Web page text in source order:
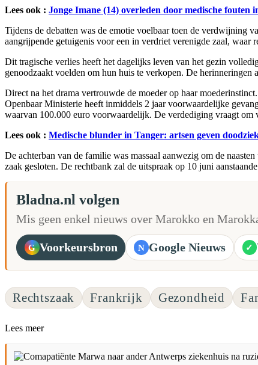
Lees ook : Jonge Imane (14) overleden door medische fouten
Tijdens de debatten was de emotie voelbaar toen de verdwijning
aangrijpende getuigenis voor een in verdriet verenigde zaal,
Dit tragische verlies heeft het dagelijks leven van het gezin
genoodzaakt voelden om hun huis te verkopen. De
Direct na het drama vertrouwde de moeder op haar
Openbaar Ministerie heeft inmiddels 2 jaar voorwaardelijke
waarvan 100.000 euro voorwaardelijk. De verdediging vraagt om
Lees ook : Medische blunder in Tanger: artsen geven
De achterban van de familie was massaal aanwezig om de
zaak gesloten. De rechtbank zal de uitspraak op 10 juni
Bladna.nl volgen
Mis geen enkel nieuws over Marokko en
G Voorkeursbron N Google Nieuws ✓
Rechtszaak Frankrijk Gezondheid
Lees meer